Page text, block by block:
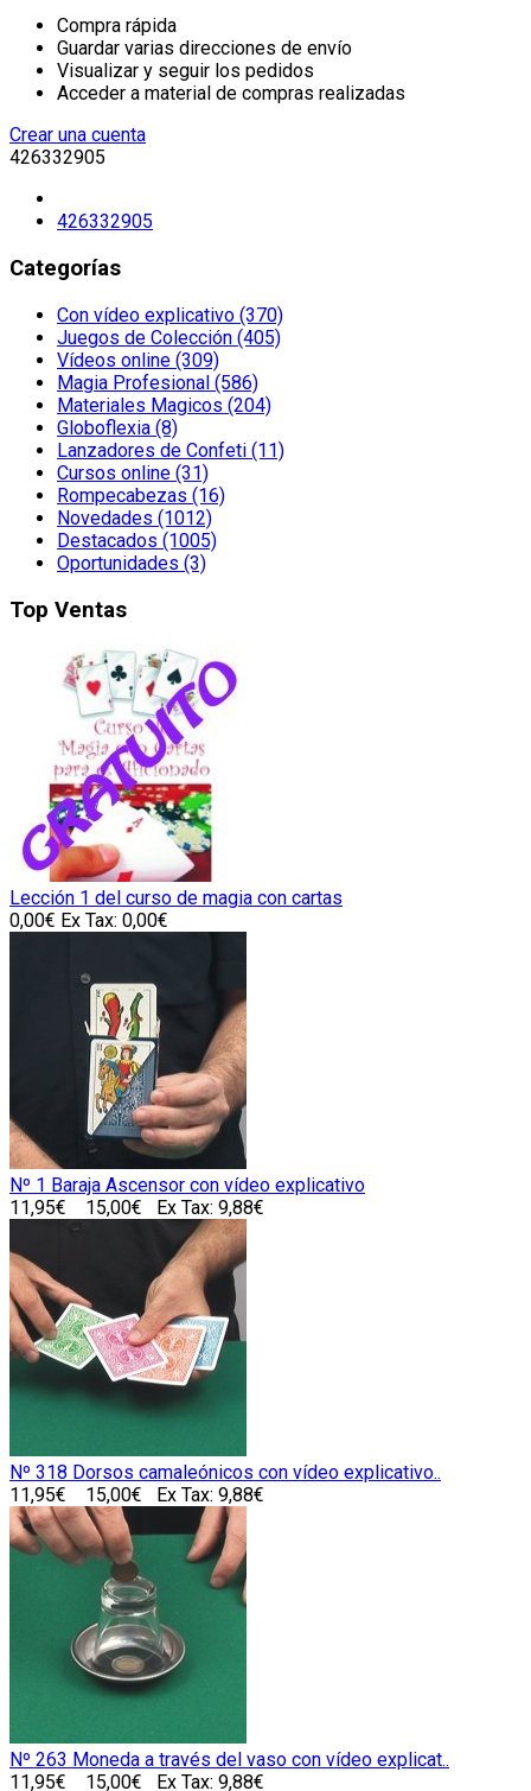
Compra rápida
Guardar varias direcciones de envío
Visualizar y seguir los pedidos
Acceder a material de compras realizadas
Crear una cuenta
426332905
426332905
Categorías
Con vídeo explicativo (370)
Juegos de Colección (405)
Vídeos online (309)
Magia Profesional (586)
Materiales Magicos (204)
Globoflexia (8)
Lanzadores de Confeti (11)
Cursos online (31)
Rompecabezas (16)
Novedades (1012)
Destacados (1005)
Oportunidades (3)
Top Ventas
Lección 1 del curso de magia con cartas
0,00€ Ex Tax: 0,00€
Nº 1 Baraja Ascensor con vídeo explicativo
11,95€
15,00€ Ex Tax: 9,88€
Nº 318 Dorsos camaleónicos con vídeo explicativo..
11,95€
15,00€ Ex Tax: 9,88€
Nº 263 Moneda a través del vaso con vídeo explicat..
11,95€
15,00€ Ex Tax: 9,88€